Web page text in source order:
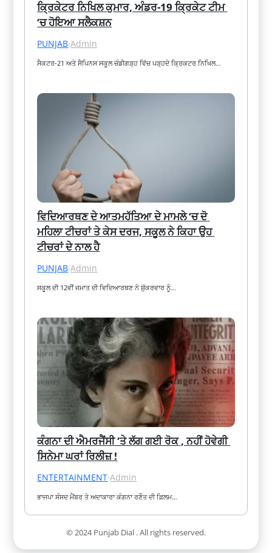
ਕ੍ਰਿਕੇਟਰ ਨਿਖਿਲ ਕੁਮਾਰ, ਅੰਡਰ-19 ਕ੍ਰਿਕੇਟ ਟੀਮ
‘ਚ ਹੋਇਆ ਸਲੈਕਸ਼ਨ
PUNJAB·Admin
ਸੈਕਟਰ-21 ਅਤੇ ਸੈਪਿਨਸ ਸਕੂਲ ਚੰਡੀਗੜ੍ਹ ਵਿੱਚ ਪੜ੍ਹਦੇ ਕ੍ਰਿਕਟਰ ਨਿਖਿਲ…
ਵਿਦਿਆਰਥਣ ਦੇ ਆਤਮਹੱਤਿਆ ਦੇ ਮਾਮਲੇ ‘ਚ ਦੋ
ਮਹਿਲਾ ਟੀਚਰਾਂ ਤੇ ਕੇਸ ਦਰਜ, ਸਕੂਲ ਨੇ ਕਿਹਾ ਉਹ
ਟੀਚਰਾਂ ਦੇ ਨਾਲ ਹੈ
PUNJAB·Admin
ਸਕੂਲ ਦੀ 12ਵੀਂ ਜਮਾਤ ਦੀ ਵਿਦਿਆਰਥਣ ਨੇ ਸ਼ੁੱਕਰਵਾਰ ਨੂੰ…
ਕੰਗਨਾ ਦੀ ਐਮਰਜੈਂਸੀ ‘ਤੇ ਲੱਗ ਗਈ ਰੋਕ , ਨਹੀਂ ਹੋਵੇਗੀ
ਸਿਨੇਮਾ ਘਰਾਂ ਰਿਲੀਜ਼ !
ENTERTAINMENT·Admin
ਭਾਜਪਾ ਸੰਸਦ ਮੈਂਬਰ ਤੇ ਅਦਾਕਾਰਾ ਕੰਗਨਾ ਰਣੌਤ ਦੀ ਫ਼ਿਲਮ…
© 2024 Punjab Dial . All rights reserved.